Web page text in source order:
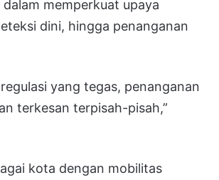
memperkuat upaya
dini, hingga penanganan
yang tegas, penanganan
terkesan terpisah-pisah,”
kota dengan mobilitas